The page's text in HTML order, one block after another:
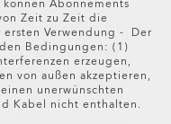
Abonnements
Zeit zu Zeit die
ersten Verwendung - Der
Bedingungen: (1)
erzeugen,
von außen akzeptieren,
unerwünschten
Kabel nicht enthalten.